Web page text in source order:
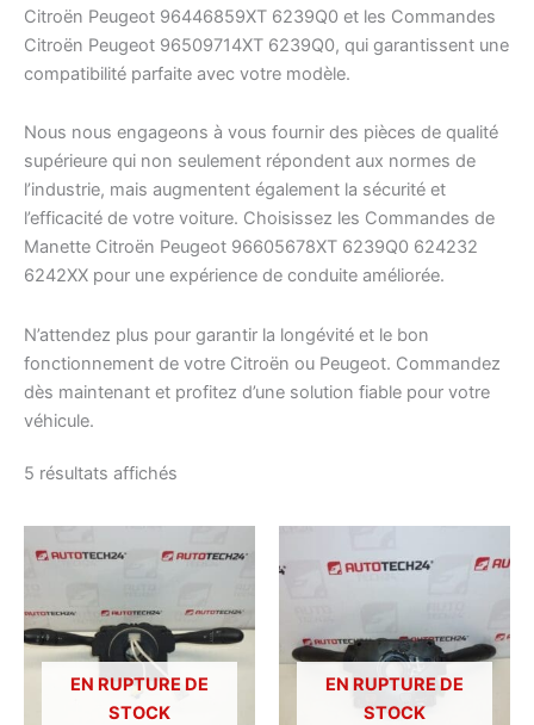
Citroën Peugeot 96446859XT 6239Q0 et les Commandes
Citroën Peugeot 96509714XT 6239Q0, qui garantissent une
compatibilité parfaite avec votre modèle.
Nous nous engageons à vous fournir des pièces de qualité
supérieure qui non seulement répondent aux normes de
l’industrie, mais augmentent également la sécurité et
l’efficacité de votre voiture. Choisissez les Commandes de
Manette Citroën Peugeot 96605678XT 6239Q0 624232
6242XX pour une expérience de conduite améliorée.
N’attendez plus pour garantir la longévité et le bon
fonctionnement de votre Citroën ou Peugeot. Commandez
dès maintenant et profitez d’une solution fiable pour votre
véhicule.
5 résultats affichés
récent
plus
EN RUPTURE DE
STOCK
EN RUPTURE DE
STOCK